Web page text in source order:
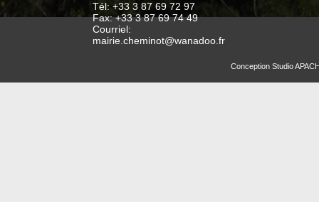
Tél: +33 3 87 69 72 97
Fax: +33 3 87 69 74 49
Courriel:
mairie.cheminot@wanadoo.fr
Conception Studio